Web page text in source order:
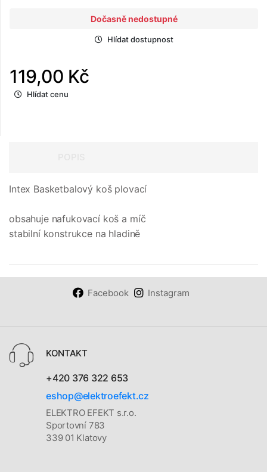
Dočasně nedostupné
Hlídat dostupnost
119,00 Kč
Hlídat cenu
Intex Basketbalový koš plovací
obsahuje nafukovací koš a míč
stabilní konstrukce na hladině
Facebook Instagram
KONTAKT
+420 376 322 653
eshop@elektroefekt.cz
ELEKTRO EFEKT s.r.o.
Sportovní 783
339 01 Klatovy